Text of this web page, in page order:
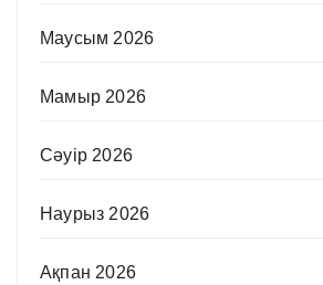
Маусым 2026
Мамыр 2026
Сәуір 2026
Наурыз 2026
Ақпан 2026